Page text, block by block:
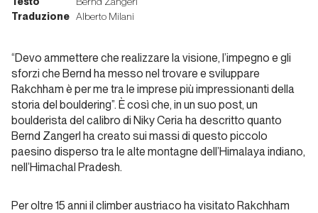
Pritchard:
un
viaggio
oltre i
limiti del
corpo e
della
climbers
Traduzione Alberto Milani
“Devo ammettere che realizzare la visione, l’impegno e gli
sforzi che Bernd ha messo nel trovare e sviluppare
Rakchham è per me tra le imprese più impressionanti della
storia del bouldering”. È così che, in un suo post, un
boulderista del calibro di Niky Ceria ha descritto quanto
Bernd Zangerl ha creato sui massi di questo piccolo
paesino disperso tra le alte montagne dell’Himalaya indiano,
nell’Himachal Pradesh.
Per oltre 15 anni il climber austriaco ha visitato Rakchham